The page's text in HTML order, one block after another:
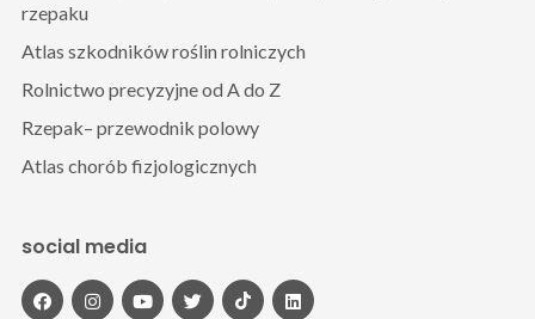
rzepaku
Atlas szkodników roślin rolniczych
Rolnictwo precyzyjne od A do Z
Rzepak– przewodnik polowy
Atlas chorób fizjologicznych
social media